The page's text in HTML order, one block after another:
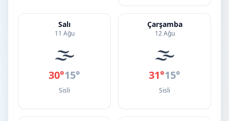
Salı
11 Ağu
🌫️
30°15°
Sisli
Çarşamba
12 Ağu
🌫️
31°15°
Sisli